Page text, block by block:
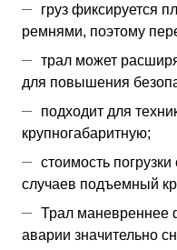
груз фиксируется
ремнями, поэтому
трал может
для повышения
подходит для
крупногабаритную;
стоимость
случаев подъемный
Трал маневреннее
аварии значительно